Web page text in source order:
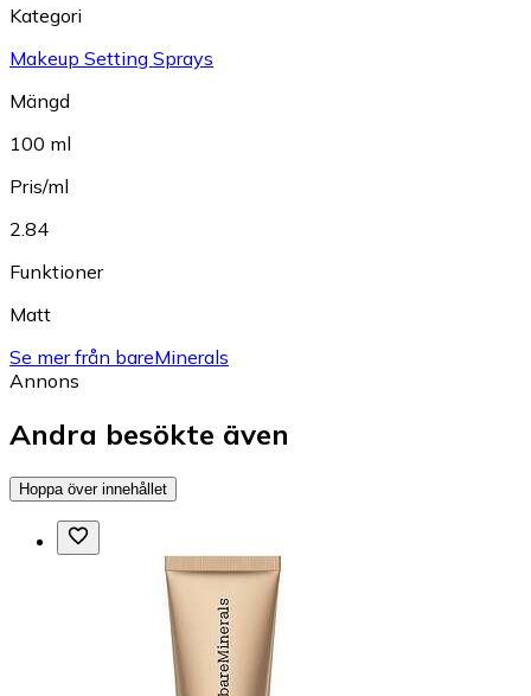
Kategori
Makeup Setting Sprays
Mängd
100 ml
Pris/ml
2.84
Funktioner
Matt
Se mer från bareMinerals
Annons
Andra besökte även
Hoppa över innehållet